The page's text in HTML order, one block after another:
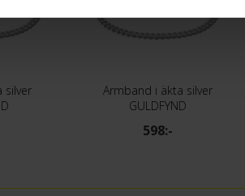
silver
Armband i äkta silver
GULDFYND
598:-